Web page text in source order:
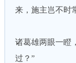
来，施主岂不时
诸葛雄两眼一瞪
过？”